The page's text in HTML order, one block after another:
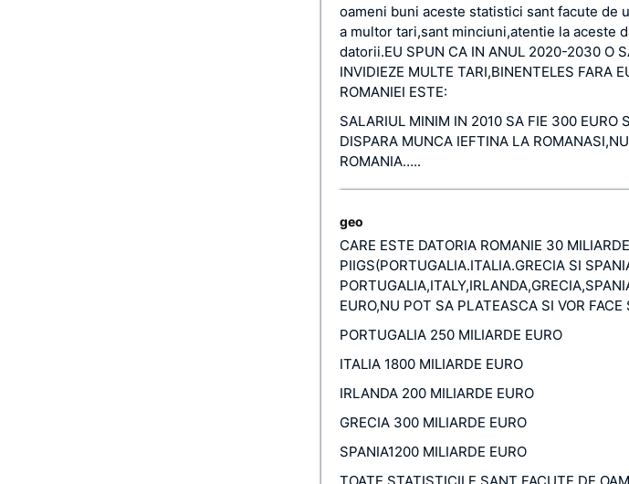
oameni buni aceste statistici sant facute de
a multor tari,sant minciuni,atentie la aceste
datorii.EU SPUN CA IN ANUL 2020-2030 O
INVIDIEZE MULTE TARI,BINENTELES FARA
ROMANIEI ESTE:
SALARIUL MINIM IN 2010 SA FIE 300 EURO
DISPARA MUNCA IEFTINA LA
ROMANIA…..
geo
CARE ESTE DATORIA ROMANIE 30
PIIGS(PORTUGALIA.ITALIA.GRECIA SI
EURO,NU POT SA PLATEASCA SI VOR
PORTUGALIA 250 MILIARDE EURO
ITALIA 1800 MILIARDE EURO
IRLANDA 200 MILIARDE EURO
GRECIA 300 MILIARDE EURO
SPANIA1200 MILIARDE EURO